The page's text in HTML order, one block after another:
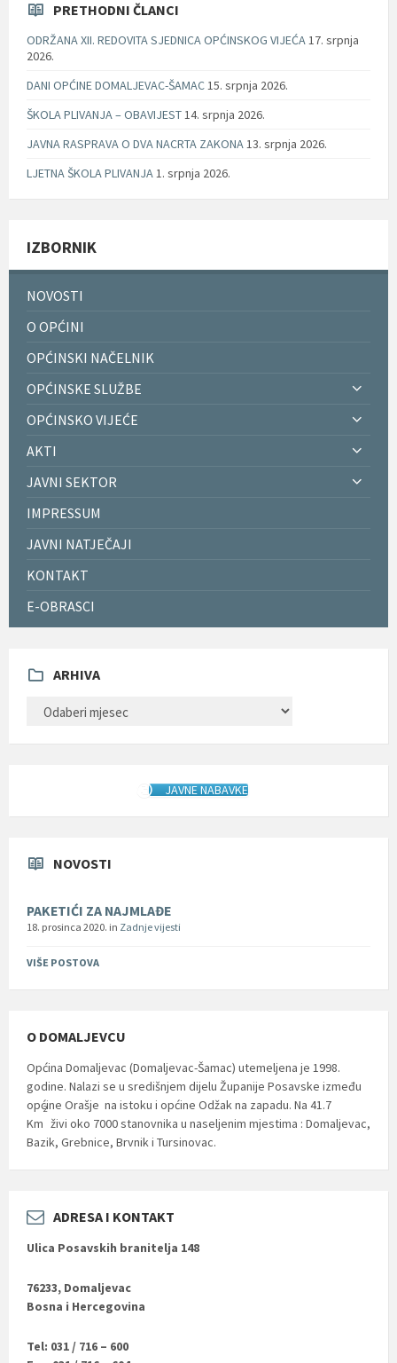
PRETHODNI ČLANCI
ODRŽANA XII. REDOVITA SJEDNICA OPĆINSKOG VIJEĆA17. srpnja
2026.
DANI OPĆINE DOMALJEVAC-ŠAMAC15. srpnja 2026.
ŠKOLA PLIVANJA – OBAVIJEST14. srpnja 2026.
JAVNA RASPRAVA O DVA NACRTA ZAKONA13. srpnja 2026.
LJETNA ŠKOLA PLIVANJA1. srpnja 2026.
IZBORNIK
NOVOSTI
O OPĆINI
OPĆINSKI NAČELNIK
OPĆINSKE SLUŽBE
OPĆINSKO VIJEĆE
AKTI
JAVNI SEKTOR
IMPRESSUM
JAVNI NATJEČAJI
KONTAKT
E-OBRASCI
ARHIVA
JAVNE NABAVKE
NOVOSTI
PAKETIĆI ZA NAJMLAĐE
18. prosinca 2020. in Zadnje vijesti
VIŠE POSTOVA
O DOMALJEVCU
Općina Domaljevac (Domaljevac-Šamac) utemeljena je 1998.
godine. Nalazi se u središnjem dijelu Županije Posavske između
općine Orašje na istoku i općine Odžak na zapadu. Na 41.7
Km
2
živi oko 7000 stanovnika u naseljenim mjestima : Domaljevac,
Bazik, Grebnice, Brvnik i Tursinovac.
ADRESA I KONTAKT
Ulica Posavskih branitelja 148
76233, Domaljevac
Bosna i Hercegovina
Tel: 031 / 716 – 600